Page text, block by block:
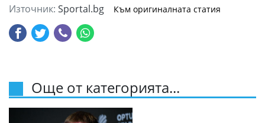
Източник: Sportal.bg Към оригиналната статия
Още от категорията...